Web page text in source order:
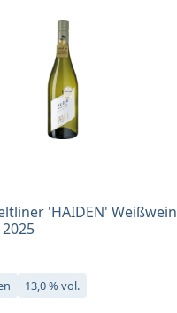
'HAIDEN' Weißwein
13,0 % vol.